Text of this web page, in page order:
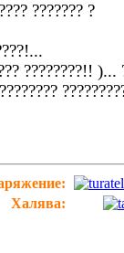
??????? ?
????????!! )...
Халява: